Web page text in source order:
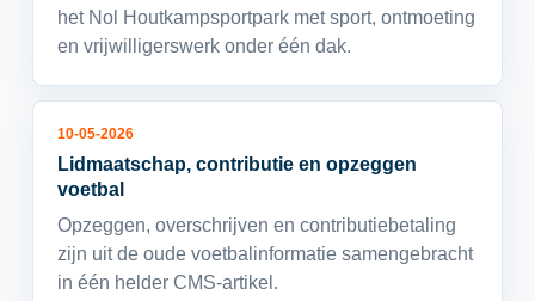
het Nol Houtkampsportpark met sport, ontmoeting
en vrijwilligerswerk onder één dak.
10-05-2026
Lidmaatschap, contributie en opzeggen
voetbal
Opzeggen, overschrijven en contributiebetaling
zijn uit de oude voetbalinformatie samengebracht
in één helder CMS-artikel.